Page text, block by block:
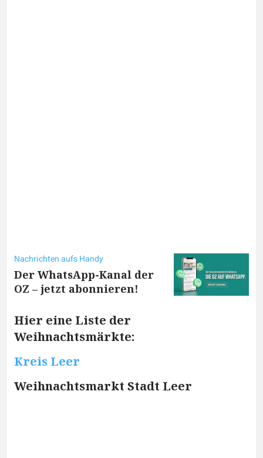
Nachrichten aufs Handy
Der WhatsApp-Kanal der
OZ – jetzt abonnieren!
Hier eine Liste der
Weihnachtsmärkte:
Kreis Leer
Weihnachtsmarkt Stadt Leer